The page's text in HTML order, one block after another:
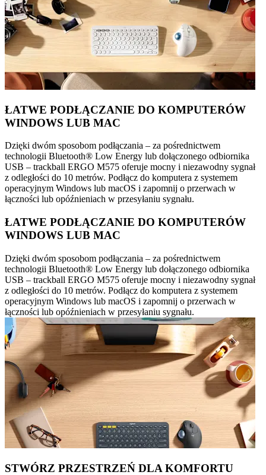
ŁATWE PODŁĄCZANIE DO KOMPUTERÓW
WINDOWS LUB MAC
Dzięki dwóm sposobom podłączania – za pośrednictwem
technologii Bluetooth® Low Energy lub dołączonego odbiornika
USB – trackball ERGO M575 oferuje mocny i niezawodny sygnał
z odległości do 10 metrów. Podłącz do komputera z systemem
operacyjnym Windows lub macOS i zapomnij o przerwach w
łączności lub opóźnieniach w przesyłaniu sygnału.
ŁATWE PODŁĄCZANIE DO KOMPUTERÓW
WINDOWS LUB MAC
Dzięki dwóm sposobom podłączania – za pośrednictwem
technologii Bluetooth® Low Energy lub dołączonego odbiornika
USB – trackball ERGO M575 oferuje mocny i niezawodny sygnał
z odległości do 10 metrów. Podłącz do komputera z systemem
operacyjnym Windows lub macOS i zapomnij o przerwach w
łączności lub opóźnieniach w przesyłaniu sygnału.
STWÓRZ PRZESTRZEŃ DLA KOMFORTU